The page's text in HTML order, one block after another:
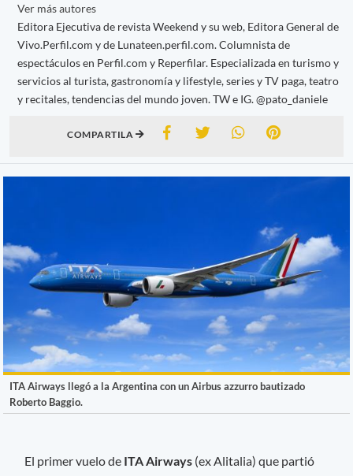
Ver más autores
Editora Ejecutiva de revista Weekend y su web, Editora General de
Vivo.Perfil.com y de Lunateen.perfil.com. Columnista de
espectáculos en Perfil.com y Reperfilar. Especializada en turismo y
servicios al turista, gastronomía y lifestyle, series y TV paga, teatro
y recitales, tendencias del mundo joven. TW e IG. @pato_daniele
COMPARTILA
ITA Airways llegó a la Argentina con un Airbus azzurro bautizado
Roberto Baggio.
El primer vuelo de ITA Airways (ex Alitalia) que partió